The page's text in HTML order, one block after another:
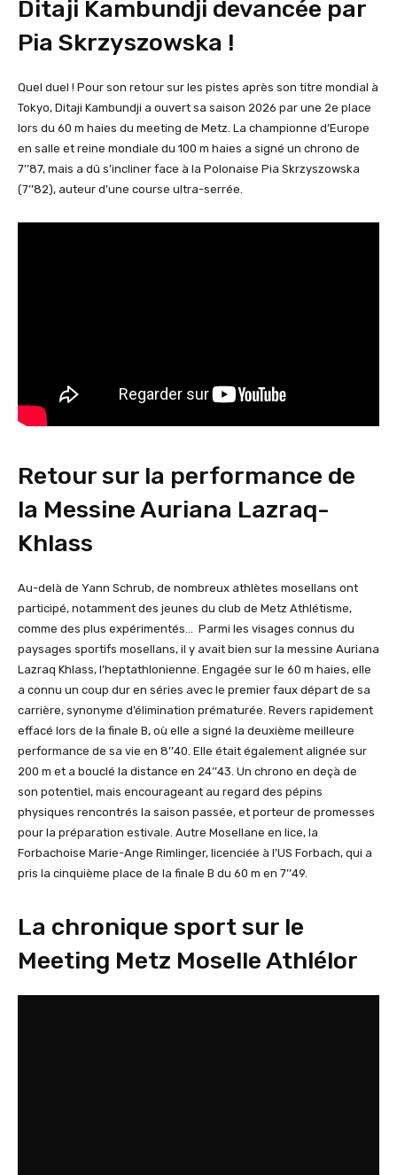
Ditaji Kambundji devancée par
Pia Skrzyszowska !
Quel duel ! Pour son retour sur les pistes après son titre mondial à
Tokyo, Ditaji Kambundji a ouvert sa saison 2026 par une 2e place
lors du 60 m haies du meeting de Metz. La championne d’Europe
en salle et reine mondiale du 100 m haies a signé un chrono de
7’’87, mais a dû s’incliner face à la Polonaise Pia Skrzyszowska
(7’’82), auteur d’une course ultra-serrée.
Retour sur la performance de
la Messine Auriana Lazraq-
Khlass
Au-delà de Yann Schrub, de nombreux athlètes mosellans ont
participé, notamment des jeunes du club de Metz Athlétisme,
comme des plus expérimentés… Parmi les visages connus du
paysages sportifs mosellans, il y avait bien sur la messine Auriana
Lazraq Khlass, l’heptathlonienne. Engagée sur le 60 m haies, elle
a connu un coup dur en séries avec le premier faux départ de sa
carrière, synonyme d’élimination prématurée. Revers rapidement
effacé lors de la finale B, où elle a signé la deuxième meilleure
performance de sa vie en 8’’40. Elle était également alignée sur
200 m et a bouclé la distance en 24’’43. Un chrono en deçà de
son potentiel, mais encourageant au regard des pépins
physiques rencontrés la saison passée, et porteur de promesses
pour la préparation estivale. Autre Mosellane en lice, la
Forbachoise Marie-Ange Rimlinger, licenciée à l’US Forbach, qui a
pris la cinquième place de la finale B du 60 m en 7’’49.
La chronique sport sur le
Meeting Metz Moselle Athlélor